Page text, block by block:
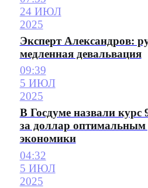
24 ИЮЛ
2025
Эксперт Александров:
медленная девальвация
09:39
5 ИЮЛ
2025
В Госдуме назвали курс
за доллар оптимальным
экономики
04:32
5 ИЮЛ
2025